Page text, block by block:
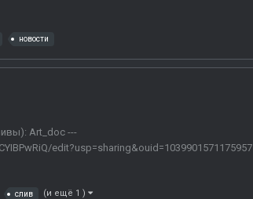
новости
Art_doc ---
слив (и ещё 1 )